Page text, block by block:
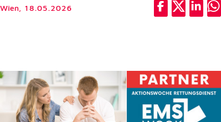
Wien, 18.05.2026
Dieser Cookie speichert die ausgewählten
Einverständnis-Optionen des Benutzers
Statistik
Statistik Cookies erfassen Informationen anonym.
Diese Informationen helfen uns zu verstehen, wie
unsere Besucher unsere Website nutzen.